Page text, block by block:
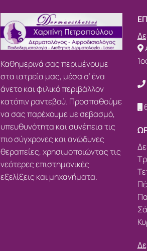
Καθημερινά σας περιμένουμε
στα ιατρεία μας, μέσα σ’ ένα
άνετο και φιλικό περιβάλλον
κατόπιν ραντεβού. Προσπαθούμε
να σας παρέχουμε με σεβασμό,
υπευθυνότητα και συνέπεια τις
πιο σύγχρονες και ανώδυνες
θεραπείες, χρησιμοποιώντας τις
νεότερες επιστημονικές
εξελίξεις και μηχανήματα.